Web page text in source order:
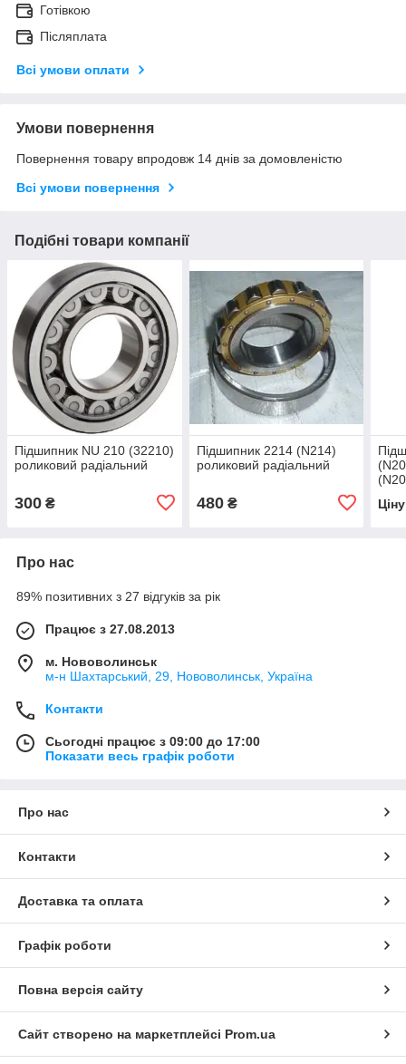
Готівкою
Післяплата
Всі умови оплати
Умови повернення
Повернення товару впродовж 14 днів за домовленістю
Всі умови повернення
Подібні товари компанії
Підшипник NU 210 (32210)
роликовий радіальний
300 ₴
Підшипник 2214 (N214)
роликовий радіальний
480₴
Про нас
89% позитивних з 27 відгуків за рік
Працює з 27.08.2013
м. Нововолинськ
м-н Шахтарський, 29, Нововолинськ, Україна
Контакти
Сьогодні працює з 09:00 до 17:00
Показати весь графік роботи
Про нас
Контакти
Доставка та оплата
Графік роботи
Повна версія сайту
Сайт створено на маркетплейсі Prom.ua